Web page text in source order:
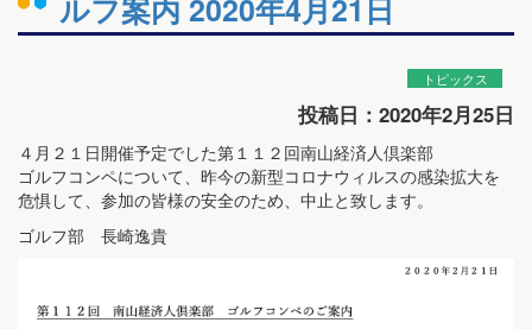
ルフ案内 2020年4月21日
トピックス
投稿日：2020年2月25日
４月２１日開催予定でした第１１２回南山経済人倶楽部
ゴルフコンペについて、昨今の新型コロナウィルスの感染拡大を
危惧して、参加の皆様の安全のため、中止と致します。
ゴルフ部 長崎逸貴